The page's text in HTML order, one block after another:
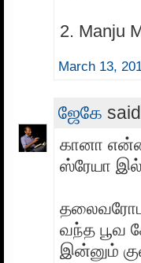
2. Manju
March 13,
ஜேகே
கானா
ஸ்ரேயா
வந்த பூவ
இன்னும்